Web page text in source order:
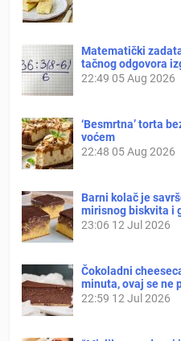
Matematički
tačnog odgovora
22:49 05 Aug 2026
‘Besmrtna’ torta
voćem
22:48 05 Aug 2026
Barni kolač je
mirisnog biskvita i
23:06 12 Jul 2026
Čokoladni
minuta, ovaj se ne
22:59 12 Jul 2026